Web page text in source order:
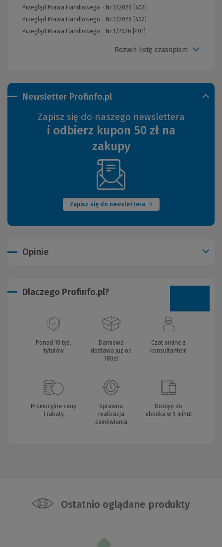
Newsletter Profinfo.pl
Zapisz się do naszego newslettera
i odbierz kupon 50 zł na
zakupy
Zapisz się do newslettera
(Nowe
okno)
Przegląd Prawa Handlowego - Nr 3/2026 [403]
Przegląd Prawa Handlowego - Nr 2/2026 [402]
Przegląd Prawa Handlowego - Nr 1/2026 [401]
Rozwiń listę czasopism
Opinie
Dlaczego Profinfo.pl?
Ponad 10 tys.
tytułów
Darmowa
dostawa już od
180zł
Czat online z
konsultantem
Promocyjne ceny
i rabaty
Sprawna
realizacja
zamówienia
Dostęp do
ebooka w 5 minut
Ostatnio oglądane produkty